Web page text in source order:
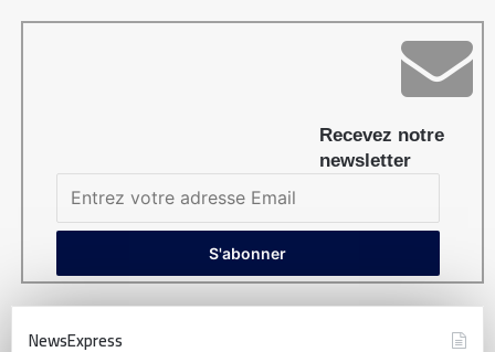
Recevez notre
newsletter
NewsExpress